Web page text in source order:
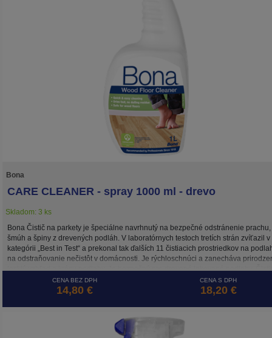
Bona
CARE CLEANER - spray 1000 ml - drevo
Skladom: 3 ks
Bona Čistič na parkety je špeciálne navrhnutý na bezpečné odstránenie prachu,
šmúh a špiny z drevených podláh. V laboratórnych testoch tretích strán zvíťazil v
kategórii „Best in Test“ a prekonal tak ďalších 11 čistiacich prostriedkov na
na odstraňovanie nečistôt v domácnosti. Je rýchloschnúci a zanecháva
prostriedok je na vodnej báze. Certifikováný GREENGUARD GOLD, ako
produkt pre vašu rodinu, domáce zvieratá a našu planétu.
CENA BEZ DPH
14,80 €
CENA S DPH
18,20 €